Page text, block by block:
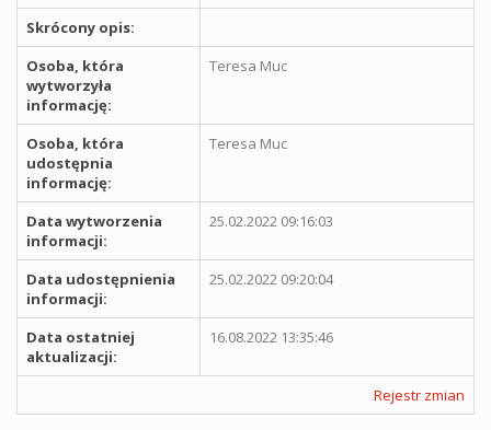
Skrócony opis:
Osoba, która
wytworzyła
informację:
Teresa Muc
Osoba, która
udostępnia
informację:
Teresa Muc
Data wytworzenia
informacji:
25.02.2022 09:16:03
Data udostępnienia
informacji:
25.02.2022 09:20:04
Data ostatniej
aktualizacji:
16.08.2022 13:35:46
Rejestr zmian